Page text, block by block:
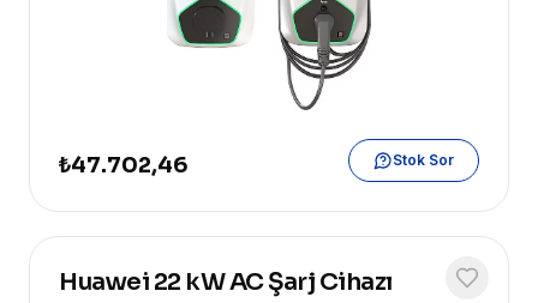
₺47.702,46 Stok Sor
Huawei 22 kW AC Şarj Cihazı